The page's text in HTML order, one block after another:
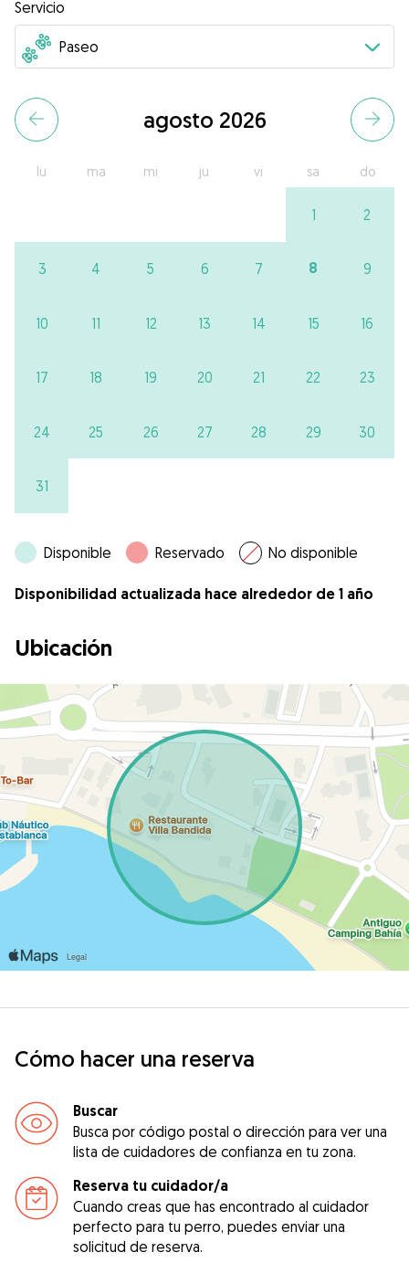
Servicio
agosto 2026
lu ma mi ju vi sa do
1 2
3 4 5 6 7 8 9
10 11 12 13 14 15 16
17 18 19 20 21 22 23
24 25 26 27 28 29 30
31
Disponible Reservado No disponible
Disponibilidad actualizada hace alrededor de 1 año
Ubicación
Cómo hacer una reserva
Buscar
Busca por código postal o dirección para ver una
lista de cuidadores de confianza en tu zona.
Reserva tu cuidador/a
Cuando creas que has encontrado al cuidador
perfecto para tu perro, puedes enviar una
solicitud de reserva.